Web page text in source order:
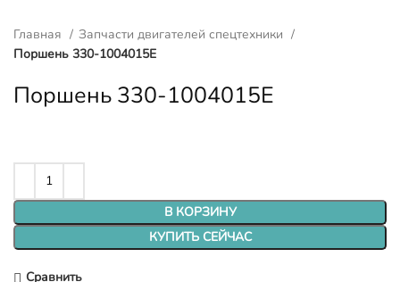
Главная
Запчасти двигателей спецтехники
Поршень 330-1004015E
Поршень 330-1004015E
В КОРЗИНУ
КУПИТЬ СЕЙЧАС
Сравнить